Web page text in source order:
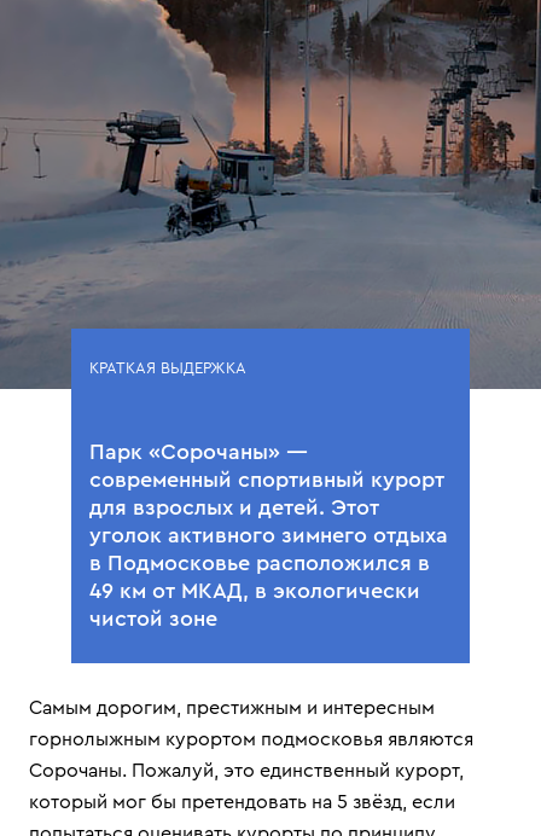
КРАТКАЯ ВЫДЕРЖКА
Парк «Сорочаны» —
современный спортивный курорт
для взрослых и детей. Этот
уголок активного зимнего отдыха
в Подмосковье расположился в
49 км от МКАД, в экологически
чистой зоне
Самым дорогим, престижным и интересным
горнолыжным курортом подмосковья являются
Сорочаны. Пожалуй, это единственный курорт,
который мог бы претендовать на 5 звёзд, если